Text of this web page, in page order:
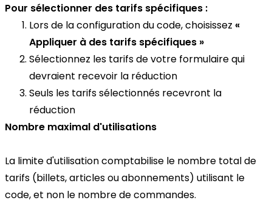
Pour sélectionner des tarifs spécifiques :
Lors de la configuration du code, choisissez «
Appliquer à des tarifs spécifiques »
Sélectionnez les tarifs de votre formulaire qui
devraient recevoir la réduction
Seuls les tarifs sélectionnés recevront la
réduction
Nombre maximal d'utilisations
La limite d'utilisation comptabilise le nombre total de
tarifs (billets, articles ou abonnements) utilisant le
code, et non le nombre de commandes.